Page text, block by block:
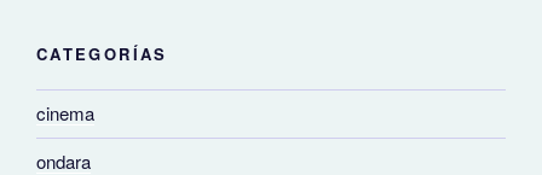
CATEGORÍAS
cinema
ondara